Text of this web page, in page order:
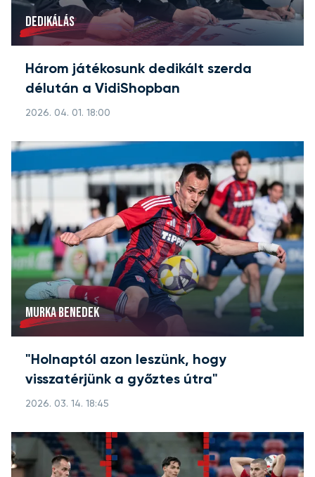
DEDIKÁLÁS
Három játékosunk dedikált szerda
délután a VidiShopban
2026. 04. 01. 18:00
MURKA BENEDEK
"Holnaptól azon leszünk, hogy
visszatérjünk a győztes útra"
2026. 03. 14. 18:45